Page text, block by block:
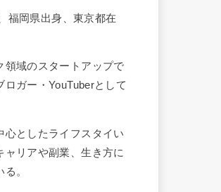
福岡県出身、東京都在
領域のスタートアップで
ガー・YouTuberとして
心としたライフスタイい
ャリアや副業、生き方に
。